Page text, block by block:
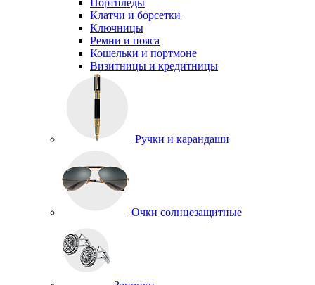
Портпледы
Клатчи и борсетки
Ключницы
Ремни и пояса
Кошельки и портмоне
Визитницы и кредитницы
Ручки и карандаши
Очки солнцезащитные